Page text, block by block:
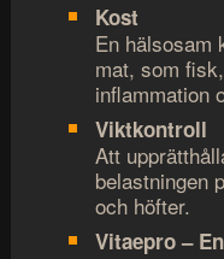
Kost
En hälsosam
mat, som
inflammation
Viktkontroll
Att
belastningen
och höfter.
Vitaepro –